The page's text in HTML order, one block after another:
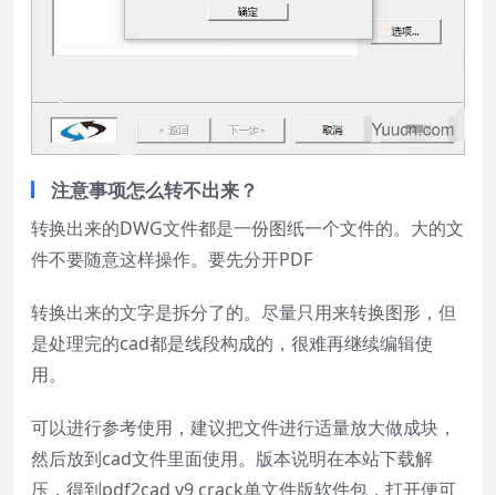
注意事项怎么转不出来？
转换出来的DWG文件都是一份图纸一个文件的。大的文
件不要随意这样操作。要先分开PDF
转换出来的文字是拆分了的。尽量只用来转换图形，但
是处理完的cad都是线段构成的，很难再继续编辑使
用。
可以进行参考使用，建议把文件进行适量放大做成块，
然后放到cad文件里面使用。版本说明在本站下载解
压，得到pdf2cad v9 crack单文件版软件包，打开便可